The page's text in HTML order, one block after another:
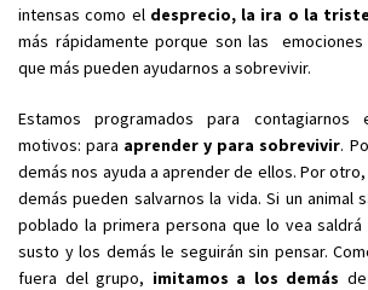
intensas como el desprecio, la ira o la
más rápidamente porque son las
que más pueden ayudarnos a sobrevivir.
Estamos programados para contagiarnos
motivos: para aprender y para sobrevivir.
demás nos ayuda a aprender de ellos. Por
demás pueden salvarnos la vida. Si un animal
poblado la primera persona que lo vea
susto y los demás le seguirán sin pensar.
fuera del grupo, imitamos a los demás